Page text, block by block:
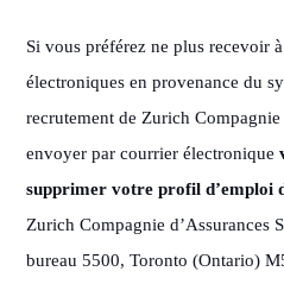
Si vous préférez ne plus recevoir
électroniques en provenance du
recrutement de Zurich
envoyer par courrier électronique
supprimer votre profil d’emploi
Zurich Compagnie d’Assurances
bureau 5500, Toronto (Ontario)